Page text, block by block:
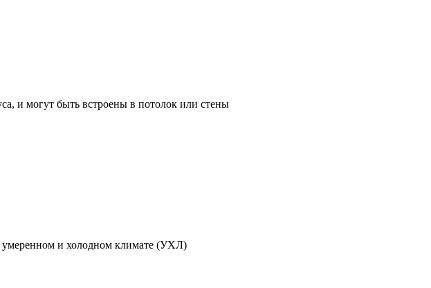
и могут быть встроены в потолок или стены
умеренном и холодном климате (УХЛ)